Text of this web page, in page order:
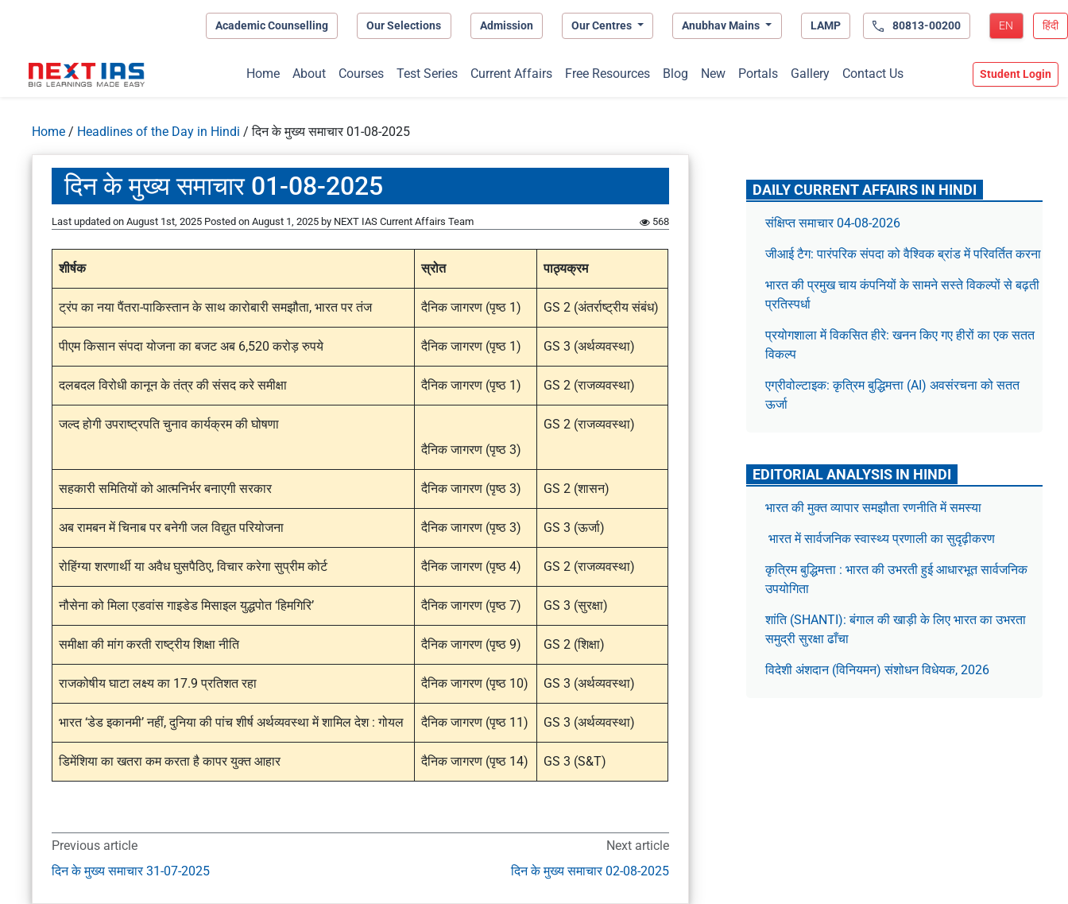
Academic Counselling Our Selections Admission Our Centres Anubhav Mains LAMP 80813-00200 EN हिंदी
Home About Courses Test Series Current Affairs Free Resources Blog New Portals Gallery Contact Us Student Login
Home / Headlines of the Day in Hindi /दिन के मुख्य समाचार 01-08-2025
दिन के मुख्य समाचार 01-08-2025
Last updated on August 1st, 2025 Posted on August 1, 2025 by NEXT IAS Current Affairs Team 568
शीर्षक स्रोत पाठ्यक्रम
ट्रंप का नया पैंतरा-पाकिस्तान के साथ कारोबारी समझौता, भारत पर तंज दैनिक जागरण (पृष्ठ 1) GS 2 (अंतर्राष्ट्रीय संबंध)
पीएम किसान संपदा योजना का बजट अब 6,520 करोड़ रुपये दैनिक जागरण (पृष्ठ 1) GS 3 (अर्थव्यवस्था)
दलबदल विरोधी कानून के तंत्र की संसद करे समीक्षा दैनिक जागरण (पृष्ठ 1) GS 2 (राजव्यवस्था)
जल्द होगी उपराष्ट्रपति चुनाव कार्यक्रम की घोषणा
दैनिक जागरण (पृष्ठ 3)
GS 2 (राजव्यवस्था)
सहकारी समितियों को आत्मनिर्भर बनाएगी सरकार दैनिक जागरण (पृष्ठ 3) GS 2 (शासन)
अब रामबन में चिनाब पर बनेगी जल विद्युत परियोजना दैनिक जागरण (पृष्ठ 3) GS 3 (ऊर्जा)
रोहिंग्या शरणार्थी या अवैध घुसपैठिए, विचार करेगा सुप्रीम कोर्ट दैनिक जागरण (पृष्ठ 4) GS 2 (राजव्यवस्था)
नौसेना को मिला एडवांस गाइडेड मिसाइल युद्धपोत ‘हिमगिरि’ दैनिक जागरण (पृष्ठ 7) GS 3 (सुरक्षा)
समीक्षा की मांग करती राष्ट्रीय शिक्षा नीति दैनिक जागरण (पृष्ठ 9) GS 2 (शिक्षा)
राजकोषीय घाटा लक्ष्य का 17.9 प्रतिशत रहा दैनिक जागरण (पृष्ठ 10) GS 3 (अर्थव्यवस्था)
भारत ‘डेड इकानमी’ नहीं, दुनिया की पांच शीर्ष अर्थव्यवस्था में शामिल देश : गोयल दैनिक जागरण (पृष्ठ 11) GS 3 (अर्थव्यवस्था)
डिमेंशिया का खतरा कम करता है कापर युक्त आहार दैनिक जागरण (पृष्ठ 14) GS 3 (S&T)
Previous article
दिन के मुख्य समाचार 31-07-2025
Next article
दिन के मुख्य समाचार 02-08-2025
DAILY CURRENT AFFAIRS IN HINDI
संक्षिप्त समाचार 04-08-2026
जीआई टैग: पारंपरिक संपदा को वैश्विक ब्रांड में परिवर्तित करना
भारत की प्रमुख चाय कंपनियों के सामने सस्ते विकल्पों से बढ़ती
प्रतिस्पर्धा
प्रयोगशाला में विकसित हीरे: खनन किए गए हीरों का एक सतत
विकल्प
एग्रीवोल्टाइक: कृत्रिम बुद्धिमत्ता (AI) अवसंरचना को सतत
ऊर्जा
EDITORIAL ANALYSIS IN HINDI
भारत की मुक्त व्यापार समझौता रणनीति में समस्या
भारत में सार्वजनिक स्वास्थ्य प्रणाली का सुदृढ़ीकरण
कृत्रिम बुद्धिमत्ता : भारत की उभरती हुई आधारभूत सार्वजनिक
उपयोगिता
शांति (SHANTI): बंगाल की खाड़ी के लिए भारत का उभरता
समुद्री सुरक्षा ढाँचा
विदेशी अंशदान (विनियमन) संशोधन विधेयक, 2026